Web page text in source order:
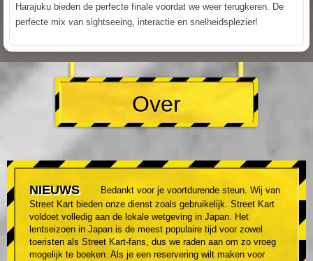
Harajuku bieden de perfecte finale voordat we weer terugkeren. De
perfecte mix van sightseeing, interactie en snelheidsplezier!
Over
NIEUWS
Bedankt voor je voortdurende steun. Wij van
Street Kart bieden onze dienst zoals gebruikelijk. Street Kart
voldoet volledig aan de lokale wetgeving in Japan. Het
lentseizoen in Japan is de meest populaire tijd voor zowel
toeristen als Street Kart-fans, dus we raden aan om zo vroeg
mogelijk te boeken. Als je een reservering wilt maken voor